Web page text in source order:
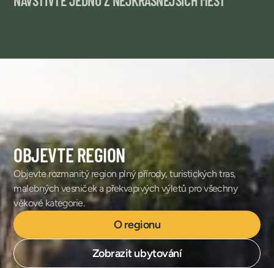
OBJEVTE REGION
Objevte rozmanitý region plný přírody, turistických tras,
malebných vesniček a překvapivých výletů pro všechny
věkové kategorie.
O regionu
Zobrazit ubytování